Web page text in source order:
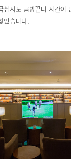
심사도 금방끝나 시간이
았습니다.